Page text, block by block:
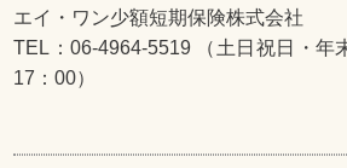
エイ・ワン少額短期保険株式会社
TEL：06-4964-5519 （土日祝日・年
17：00）